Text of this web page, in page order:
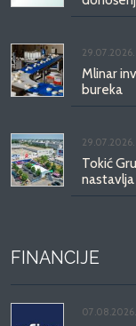
29.07.2026.
Mlinar
bureka
29.07.2026.
Tokić
FINANCIJE
07.08.2026.